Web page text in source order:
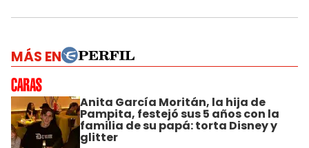
MÁS EN
Anita García Moritán, la hija de
Pampita, festejó sus 5 años con la
familia de su papá: torta Disney y
glitter